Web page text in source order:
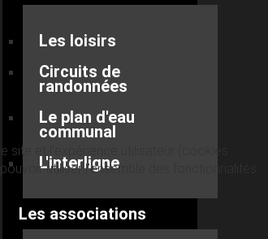
Les loisirs
Circuits de
randonnées
Le plan d'eau
communal
L'interligne
Les associations
et l’expérience utilisateur (cookies
utiliser l’ensemble des fonctionnalités